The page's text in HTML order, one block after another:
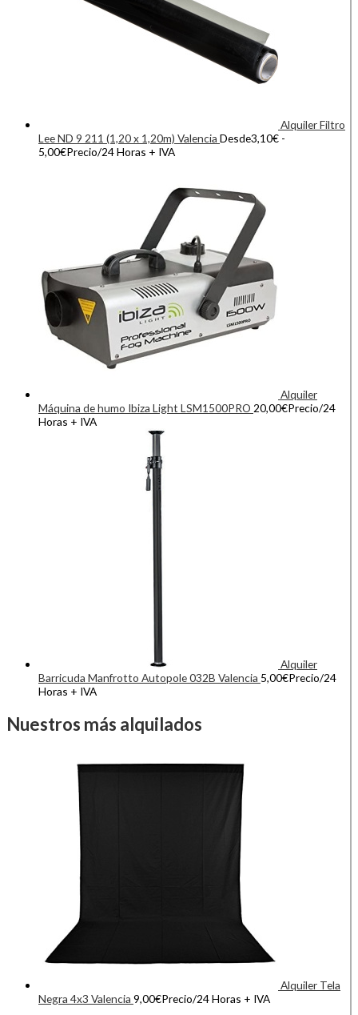
Alquiler Filtro
Lee ND 9 211 (1,20 x 1,20m) Valencia Desde3,10€ -
5,00€Precio/24 Horas + IVA
Alquiler
Máquina de humo Ibiza Light LSM1500PRO 20,00€Precio/24
Horas + IVA
Alquiler
Barricuda Manfrotto Autopole 032B Valencia 5,00€Precio/24
Horas + IVA
Nuestros más alquilados
Alquiler Tela
Negra 4x3 Valencia 9,00€Precio/24 Horas + IVA